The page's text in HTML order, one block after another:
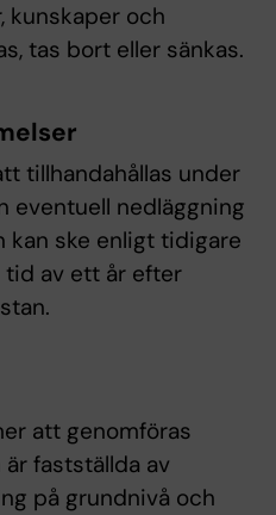
kunskaper och
tas bort eller sänkas.
tillhandahållas under
eventuell nedläggning
kan ske enligt tidigare
av ett år efter
att genomföras
fastställda av
på grundnivå och